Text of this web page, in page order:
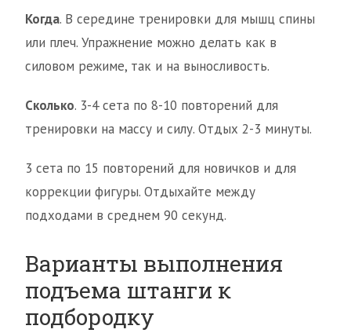
Когда. В середине тренировки для мышц спины
или плеч. Упражнение можно делать как в
силовом режиме, так и на выносливость.
Сколько. 3-4 сета по 8-10 повторений для
тренировки на массу и силу. Отдых 2-3 минуты.
3 сета по 15 повторений для новичков и для
коррекции фигуры. Отдыхайте между
подходами в среднем 90 секунд.
Варианты выполнения
подъема штанги к
подбородку